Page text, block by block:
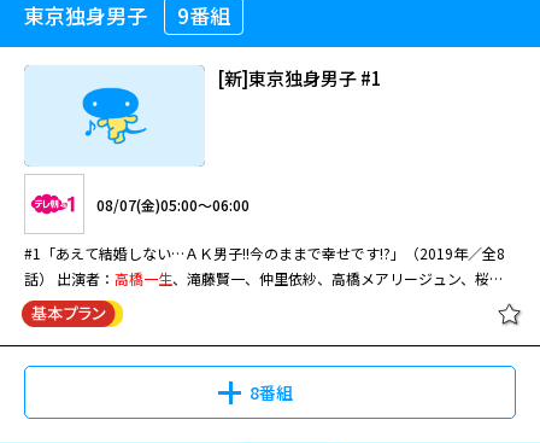
東京独身男子 9番組
[新]東京独身男子 #1
08/07(金)05:00～06:00
#1「あえて結婚しない…ＡＫ男子!!今のままで幸せです!?」（2019年／全8
話） 出演者： 高橋一生、滝藤賢一、仲里依紗、高橋メアリージュン、桜井
ユキ、仁科あい ほか
8番組